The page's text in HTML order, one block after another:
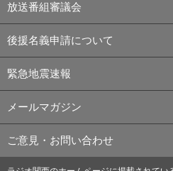
放送番組審議会
後援名義申請について
緊急地震速報
メールマガジン
ご意見・お問い合わせ